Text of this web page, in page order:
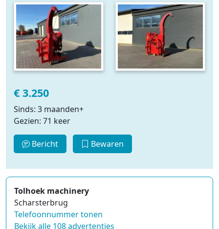
€ 3.250
Sinds: 3 maanden+
Gezien: 71 keer
Bericht Bewaren
Tolhoek machinery
Scharsterbrug
Telefoonnummer tonen
Bekijk alle 108 advertenties